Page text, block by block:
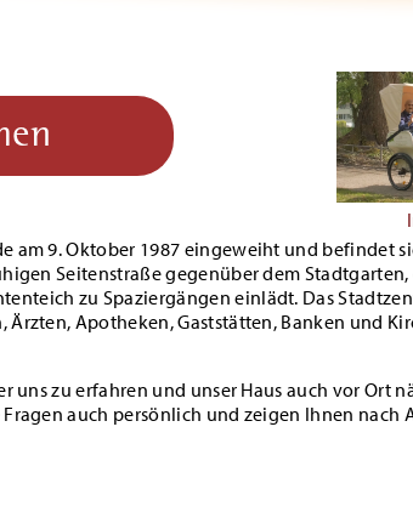
am 9. Oktober 1987 eingeweiht und befindet
Seitenstraße gegenüber dem
zu Spaziergängen einlädt. Das
Apotheken, Gaststätten, Banken und
uns zu erfahren und unser Haus auch vor Ort
auch persönlich und zeigen Ihnen nach